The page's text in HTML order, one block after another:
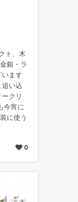
ト、木
銀・ラ
います
い込
クリ
今宵に
に使う
0